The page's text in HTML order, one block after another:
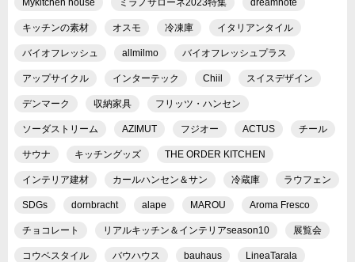
キッチンの素材 オスモ 冷凍庫 イタリアンタイル
バイオフレッシュ allmilmo バイオフレッシュプラス
アップサイクル インターテック Chiil スイスデザイン
デンマーク 収納家具 フリッツ・ハンセン
ソーダストリーム AZIMUT フジオー ACTUS チール
サウナ キッチングッズ THE ORDER KITCHEN
インテリア建材 カールハンセン＆サン 冷蔵庫 ラウフェン
SDGs dornbracht alape MAROU Aroma Fresco
チョコレート リアルキッチン＆インテリアseason10 展覧会
コウベスタイル バウハウス bauhaus LineaTarala